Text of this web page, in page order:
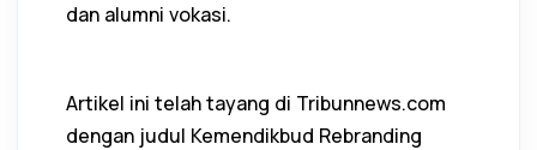
dan alumni vokasi.
Artikel ini telah tayang di Tribunnews.com
dengan judul Kemendikbud Rebranding